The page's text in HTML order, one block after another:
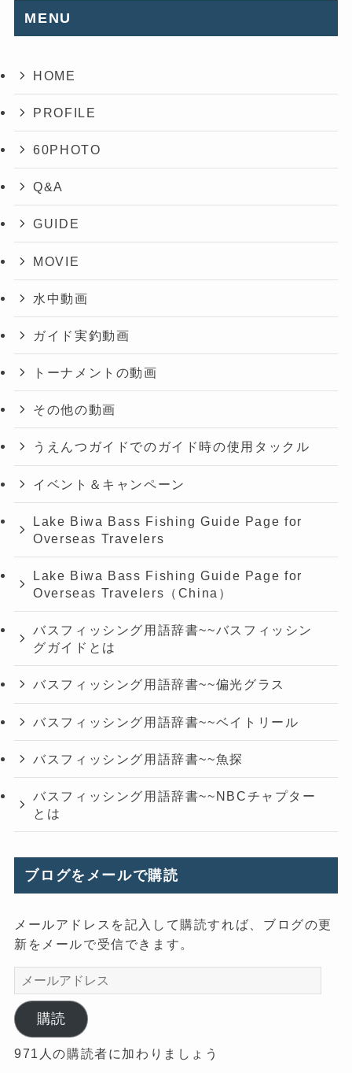
MENU
HOME
PROFILE
60PHOTO
Q&A
GUIDE
MOVIE
水中動画
ガイド実釣動画
トーナメントの動画
その他の動画
うえんつガイドでのガイド時の使用タックル
イベント＆キャンペーン
Lake Biwa Bass Fishing Guide Page for
Overseas Travelers
Lake Biwa Bass Fishing Guide Page for
Overseas Travelers（China）
バスフィッシング用語辞書~~バスフィッシン
グガイドとは
バスフィッシング用語辞書~~偏光グラス
バスフィッシング用語辞書~~ベイトリール
バスフィッシング用語辞書~~魚探
バスフィッシング用語辞書~~NBCチャプター
とは
ブログをメールで購読
メールアドレスを記入して購読すれば、ブログの更
新をメールで受信できます。
メ
ー
ル
ア
ド
購読
971人の購読者に加わりましょう